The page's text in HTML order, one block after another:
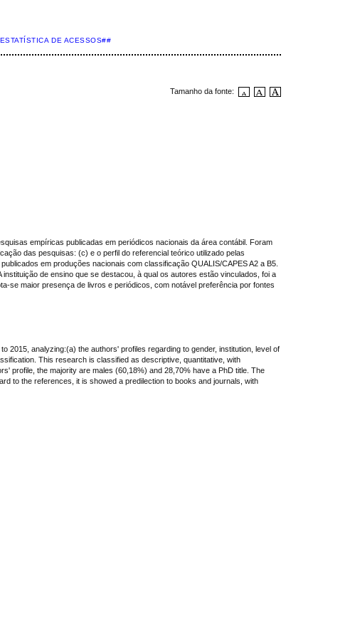
DE ACESSOS##
Tamanho da fonte:
empíricas publicadas em periódicos nacionais da área contábil. Foram
das pesquisas: (c) e o perfil do referencial teórico utilizado pelas
em produções nacionais com classificação QUALIS/CAPES A2 a B5.
de ensino que se destacou, à qual os autores estão vinculados, foi a
se maior presença de livros e periódicos, com notável preferência por fontes
2015, analyzing:(a) the authors' profiles regarding to gender, institution, level of
This research is classified as descriptive, quantitative, with
profile, the majority are males (60,18%) and 28,70% have a PhD title. The
to the references, it is showed a predilection to books and journals, with